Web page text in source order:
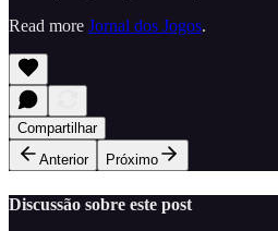
Read more Jornal dos Jogos.
Compartilhar
Anterior
Próximo
Discussão sobre este post